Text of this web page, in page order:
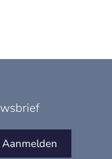
Aanmelden